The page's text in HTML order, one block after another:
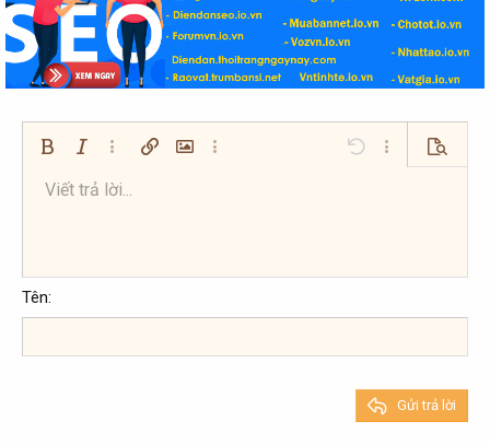
Bold In nghiêngThêm tùy chọn…
Chèn liên kết
Chèn hình ảnh
Thêm tùy chọn… Undo Thêm tùy chọn…
Xem
Kích thước
9
18
22
Màu chữPhông chữ
Tahoma
Times New Roman
Heading 2
Heading 3
Mặt cườiTrích dẫn
Media
RedoToggle BB code
Xóa định dạng
Viết trả lời...
Tên
Gửi trả lời